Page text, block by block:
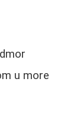
u more